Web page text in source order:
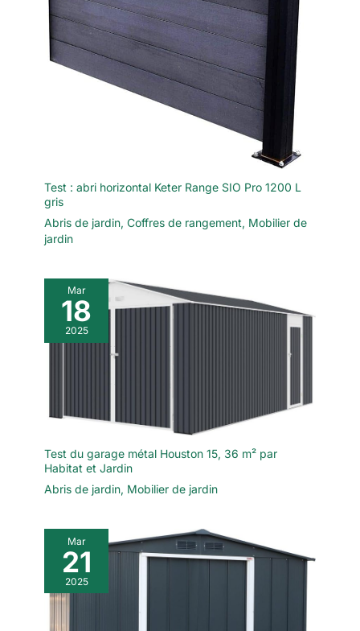
Test : abri horizontal Keter Range SIO Pro 1200 L
gris
Abris de jardin, Coffres de rangement, Mobilier de
jardin
Mar
18
2025
Test du garage métal Houston 15, 36 m² par
Habitat et Jardin
Abris de jardin, Mobilier de jardin
Mar
21
2025